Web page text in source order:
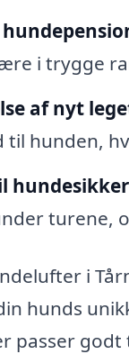
i trygge
af nyt
til hunden,
turene,
i
hunds
passer